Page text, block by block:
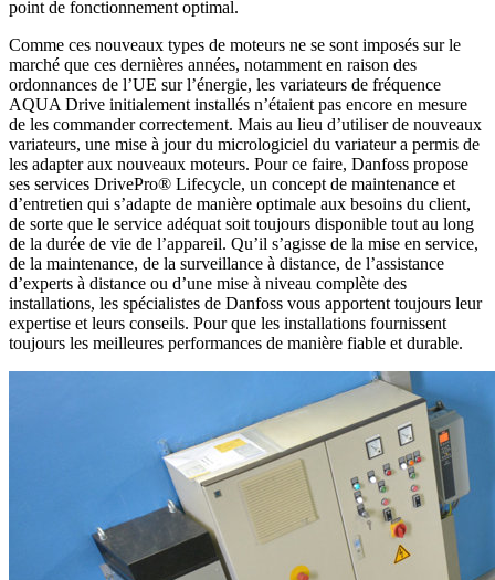
point de fonctionnement optimal.
Comme ces nouveaux types de moteurs ne se sont imposés sur le
marché que ces dernières années, notamment en raison des
ordonnances de l’UE sur l’énergie, les variateurs de fréquence
AQUA Drive initialement installés n’étaient pas encore en mesure
de les commander correctement. Mais au lieu d’utiliser de nouveaux
variateurs, une mise à jour du micrologiciel du variateur a permis de
les adapter aux nouveaux moteurs. Pour ce faire, Danfoss propose
ses services DrivePro® Lifecycle, un concept de maintenance et
d’entretien qui s’adapte de manière optimale aux besoins du client,
de sorte que le service adéquat soit toujours disponible tout au long
de la durée de vie de l’appareil. Qu’il s’agisse de la mise en service,
de la maintenance, de la surveillance à distance, de l’assistance
d’experts à distance ou d’une mise à niveau complète des
installations, les spécialistes de Danfoss vous apportent toujours leur
expertise et leurs conseils. Pour que les installations fournissent
toujours les meilleures performances de manière fiable et durable.